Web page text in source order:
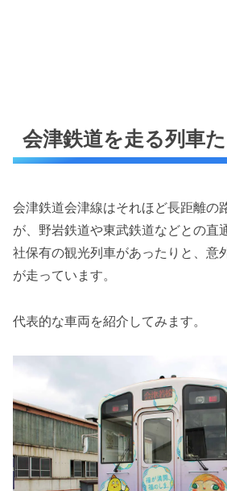
会津鉄道を走る列車
会津鉄道会津線はそれほど長距離の
が、野岩鉄道や東武鉄道などとの直
社保有の観光列車があったりと、意
が走っています。
代表的な車両を紹介してみます。